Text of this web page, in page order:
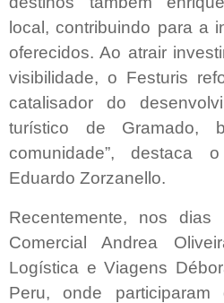
local, contribuindo para a
oferecidos. Ao atrair
visibilidade, o Festuris
catalisador do
turístico de Gramado,
comunidade”, destaca
Eduardo Zorzanello.
Recentemente, nos
Comercial Andrea
Logística e Viagens
Peru, onde